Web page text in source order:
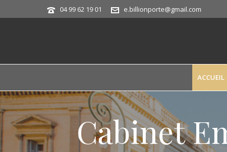
04 99 62 19 01 e.billionporte@gmail.com
ACCUEIL
Cabinet